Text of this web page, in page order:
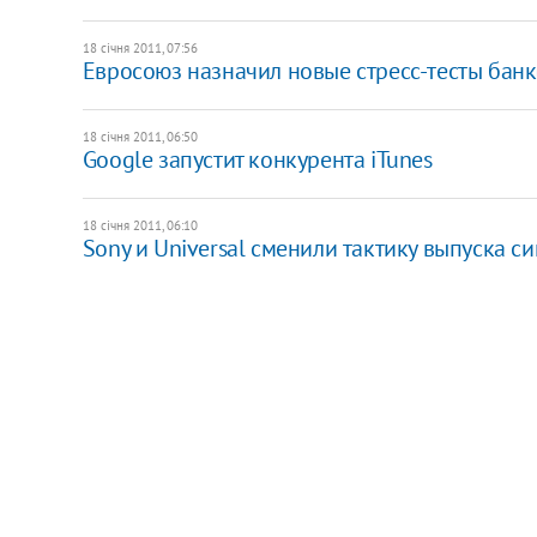
18 січня 2011, 07:56
Евросоюз назначил новые стресс-тесты
18 січня 2011, 06:50
Google запустит конкурента iTunes
18 січня 2011, 06:10
Sony и Universal сменили тактику выпуска